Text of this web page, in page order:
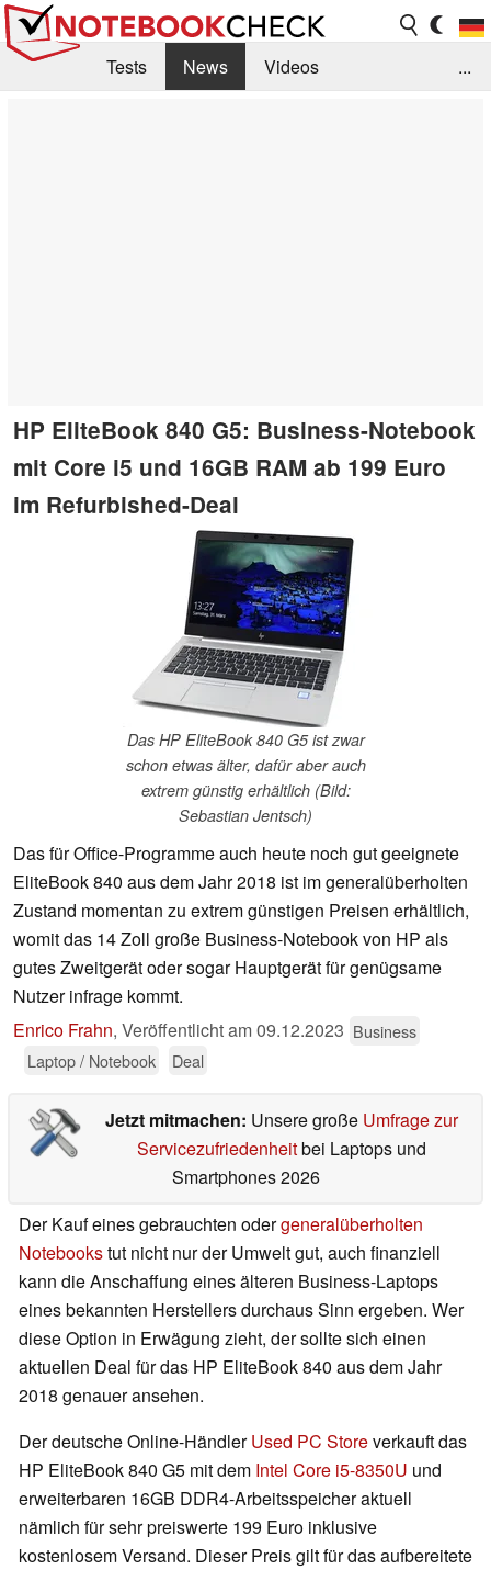
Tests News
Videos
...
HP EliteBook 840 G5: Business-Notebook
mit Core i5 und 16GB RAM ab 199 Euro
im Refurbished-Deal
Das HP EliteBook 840 G5 ist zwar
schon etwas älter, dafür aber auch
extrem günstig erhältlich (Bild:
Sebastian Jentsch)
Das für Office-Programme auch heute noch gut geeignete
EliteBook 840 aus dem Jahr 2018 ist im generalüberholten
Zustand momentan zu extrem günstigen Preisen erhältlich,
womit das 14 Zoll große Business-Notebook von HP als
gutes Zweitgerät oder sogar Hauptgerät für genügsame
Nutzer infrage kommt.
Enrico Frahn, Veröffentlicht am09.12.2023 Business
Laptop / Notebook
Deal
Jetzt mitmachen: Unsere große Umfrage zur
Servicezufriedenheitbei Laptops und
Smartphones 2026
Der Kauf eines gebrauchten odergeneralüberholten
Notebookstut nicht nur der Umwelt gut, auch finanziell
kann die Anschaffung eines älteren Business-Laptops
eines bekannten Herstellers durchaus Sinn ergeben. Wer
diese Option in Erwägung zieht, der sollte sich einen
aktuellen Deal für das HP EliteBook 840 aus dem Jahr
2018 genauer ansehen.
Der deutsche Online-HändlerUsed PC Storeverkauft das
HP EliteBook 840 G5 mit dem Intel Core i5-8350U und
erweiterbaren 16GB DDR4-Arbeitsspeicher aktuell
nämlich für sehr preiswerte 199 Euro inklusive
kostenlosem Versand. Dieser Preis gilt für das aufbereitete